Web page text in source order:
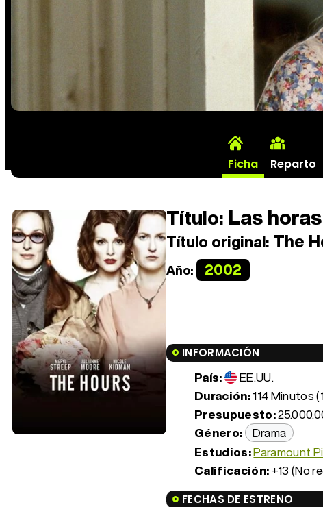
Ficha Reparto
Título: Las horas
Título original: The
Año: 2002
INFORMACIÓN
País:
EE.UU.
Duración:114 Minutos
Presupuesto:
Género: Drama
Estudios:Paramount
Calificación: +13 (No
FECHAS DE ESTRENO